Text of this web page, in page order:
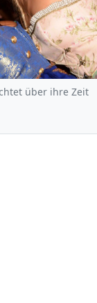
über ihre Zeit